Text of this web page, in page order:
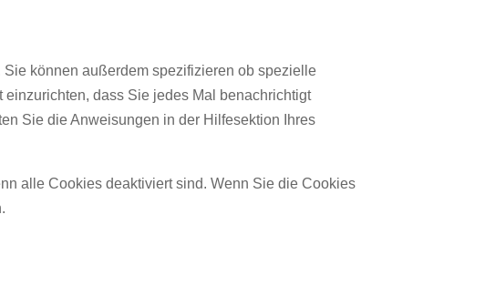
können außerdem spezifizieren ob spezielle
dass Sie jedes Mal benachrichtigt
Sie die Anweisungen in der Hilfesektion Ihres
alle Cookies deaktiviert sind. Wenn Sie die Cookies